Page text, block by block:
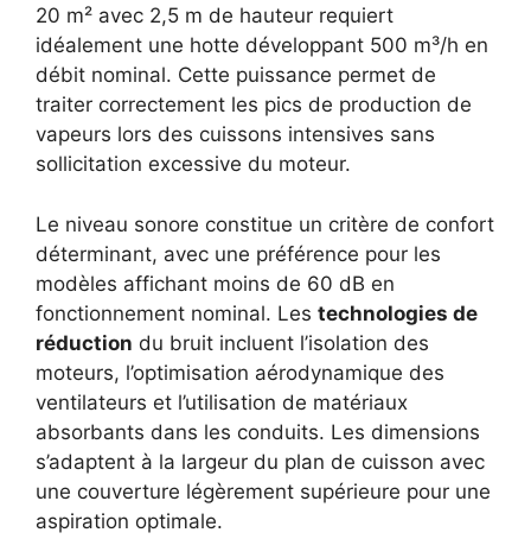
20 m² avec 2,5 m de hauteur requiert
idéalement une hotte développant 500 m³/h en
débit nominal. Cette puissance permet de
traiter correctement les pics de production de
vapeurs lors des cuissons intensives sans
sollicitation excessive du moteur.
Le niveau sonore constitue un critère de confort
déterminant, avec une préférence pour les
modèles affichant moins de 60 dB en
fonctionnement nominal. Les technologies de
réduction du bruit incluent l’isolation des
moteurs, l’optimisation aérodynamique des
ventilateurs et l’utilisation de matériaux
absorbants dans les conduits. Les dimensions
s’adaptent à la largeur du plan de cuisson avec
une couverture légèrement supérieure pour une
aspiration optimale.